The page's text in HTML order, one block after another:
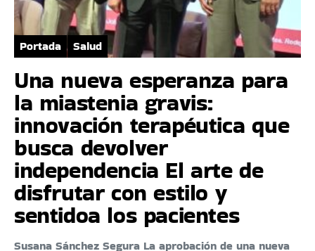
Portada Salud
Una nueva esperanza para
la miastenia gravis:
innovación terapéutica que
busca devolver
independencia El arte de
disfrutar con estilo y
sentidoa los pacientes
Susana Sánchez Segura La aprobación de una nueva